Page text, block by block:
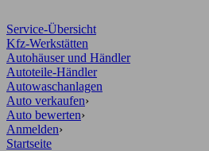
Service-Übersicht
Kfz-Werkstätten
Autohäuser und Händler
Autoteile-Händler
Autowaschanlagen
Auto verkaufen›
Auto bewerten›
Anmelden›
Startseite